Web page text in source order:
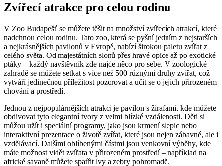
Zvířecí atrakce pro celou rodinu
V Zoo Budapešť se můžete těšit na množství zvířecích atrakcí, které
nadchnou celou rodinu. Tato zoo, která se pyšní jedním z nejstarších
a nejkrásnějších pavilonů v Evropě, nabízí širokou paletu zvířat z
celého světa. Od majestátních slonů přes hravé opice až po exotické
ptáky – každý návštěvník zde najde něco pro sebe. V zoologické
zahradě se můžete setkat s více než 500 různými druhy zvířat, což
vytváří jedinečnou příležitost pozorovat a učit se o jejich přirozeném
chování a prostředí.
Jednou z nejpopulárnějších atrakcí je pavilon s žirafami, kde můžete
obdivovat tyto elegantní tvory z velmi blízké vzdálenosti. Děti si
můžou užít i speciální programy, jako jsou krmení slepic nebo
interaktivní prezentace o životě zvířat, které jsou nejen zábavné, ale i
vzdělávací. Dalšími oblíbenými částmi jsou venkovní výběhy, kde
máte možnost vidět zvířata v přirozeném prostředí – například na
africké savaně můžete spatřit lvy a zebry pohromadě.